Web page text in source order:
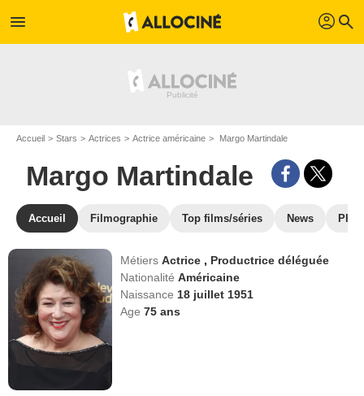
menu profil search
Accueil Stars Actrices Actrice américaine Margo Martindale
Margo Martindale
Accueil Filmographie Top films/séries News
MétiersActrice , Productrice déléguée
NationalitéAméricaine
Naissance 18 juillet 1951
Age75 ans